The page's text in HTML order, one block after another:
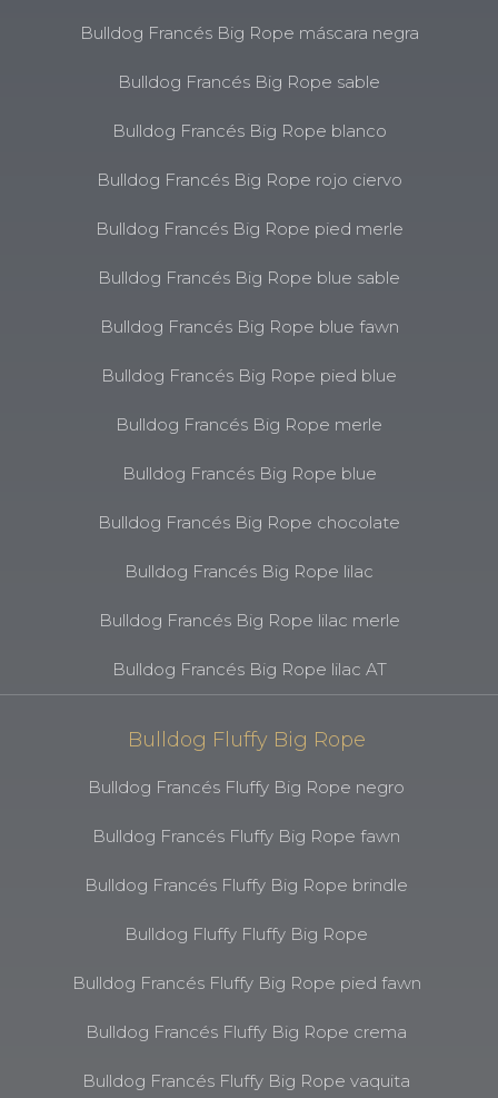
Bulldog Francés Big Rope máscara negra
Bulldog Francés Big Rope sable
Bulldog Francés Big Rope blanco
Bulldog Francés Big Rope rojo ciervo
Bulldog Francés Big Rope pied merle
Bulldog Francés Big Rope blue sable
Bulldog Francés Big Rope blue fawn
Bulldog Francés Big Rope pied blue
Bulldog Francés Big Rope merle
Bulldog Francés Big Rope blue
Bulldog Francés Big Rope chocolate
Bulldog Francés Big Rope lilac
Bulldog Francés Big Rope lilac merle
Bulldog Francés Big Rope lilac AT
Bulldog Fluffy Big Rope
Bulldog Francés Fluffy Big Rope negro
Bulldog Francés Fluffy Big Rope fawn
Bulldog Francés Fluffy Big Rope brindle
Bulldog Fluffy Fluffy Big Rope
Bulldog Francés Fluffy Big Rope pied fawn
Bulldog Francés Fluffy Big Rope crema
Bulldog Francés Fluffy Big Rope vaquita